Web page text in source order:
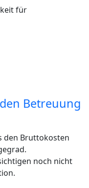
für
Betreuung
den Bruttokosten
noch nicht